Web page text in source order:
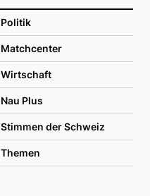
Politik
Matchcenter
Wirtschaft
Nau Plus
Stimmen der Schweiz
Themen